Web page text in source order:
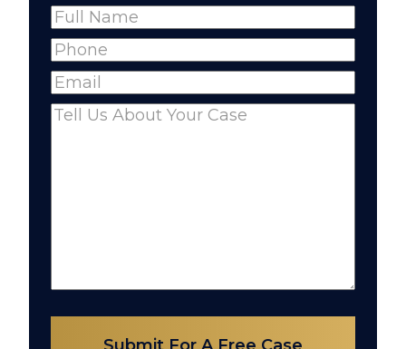
Name(Required)
Full
Name
Phone(Required)
Email(Required)
Comments(Required)